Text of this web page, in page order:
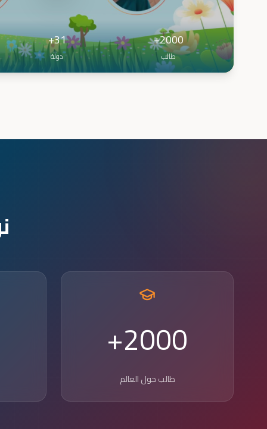
2000+
طالب
31+
دولة
2000+
طالب حول العالم